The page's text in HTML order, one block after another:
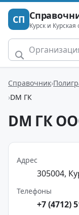
СП Курск и Курская
Справочник
DM ГК
DM ГК
Адрес
305004,
Телефоны
+7 (4712)